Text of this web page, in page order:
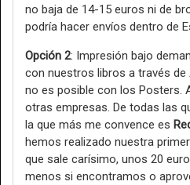
no baja de 14-15 euros ni de
podría hacer envíos dentro de
Opción 2: Impresión bajo
con nuestros libros a través
no es posible con los Posters.
otras empresas. De todas las
la que más me convence es
hemos realizado nuestra
que sale carísimo, unos 20
menos si encontramos o